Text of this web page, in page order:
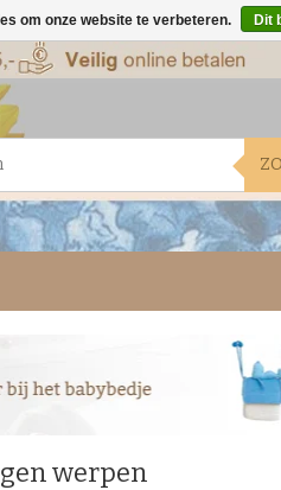
werpen
om onze website te verbeteren. Dit